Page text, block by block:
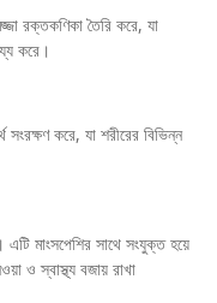
রক্তকণিকা তৈরি করে, যা
করে।
করে, যা শরীরের বিভিন্ন
মাংসপেশির সাথে সংযুক্ত হয়ে
ও স্বাস্থ্য বজায় রাখা